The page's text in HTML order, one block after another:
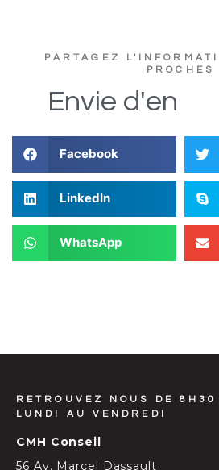
PARTAGEZ
PROCHES
Envie d'en
Facebook
LinkedIn
WhatsApp
RETROUVEZ NOUS DE
LUNDI AU VENDREDI
CMH Conseil
56 Av. Marcel Dassault